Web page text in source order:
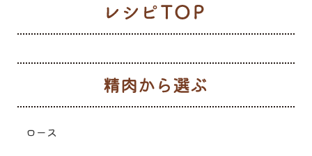
ロース